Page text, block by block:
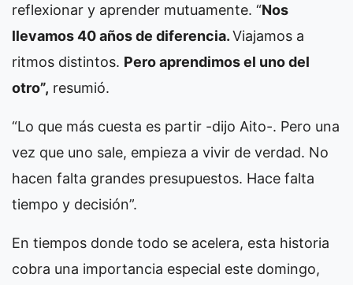
reflexionar y aprender mutuamente. “Nos
llevamos 40 años de diferencia.Viajamos a
ritmos distintos. Pero aprendimos el uno del
otro”, resumió.
“Lo que más cuesta es partir -dijo Aito-. Pero una
vez que uno sale, empieza a vivir de verdad. No
hacen falta grandes presupuestos. Hace falta
tiempo y decisión”.
En tiempos donde todo se acelera, esta historia
cobra una importancia especial este domingo,